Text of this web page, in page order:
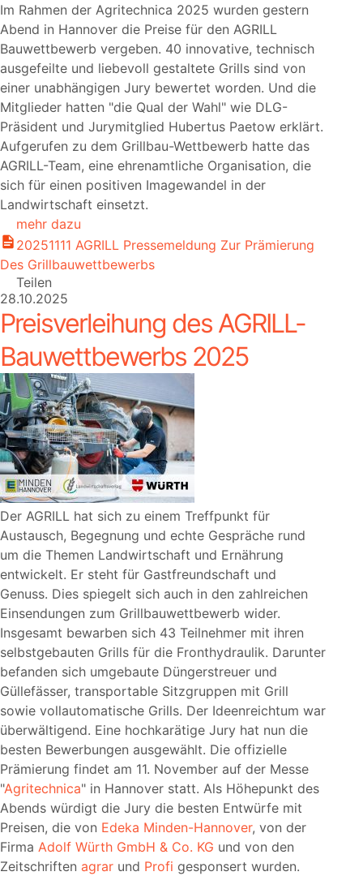
Im Rahmen der Agritechnica 2025 wurden gestern
Abend in Hannover die Preise für den AGRILL
Bauwettbewerb vergeben. 40 innovative, technisch
ausgefeilte und liebevoll gestaltete Grills sind von
einer unabhängigen Jury bewertet worden. Und die
Mitglieder hatten die Qual der Wahl wie DLG-
Präsident und Jurymitglied Hubertus Paetow erklärt.
Aufgerufen zu dem Grillbau-Wettbewerb hatte das
AGRILL-Team, eine ehrenamtliche Organisation, die
sich für einen positiven Imagewandel in der
Landwirtschaft einsetzt.
mehr dazu
20251111 AGRILL Pressemeldung Zur Prämierung
Des Grillbauwettbewerbs
Teilen
28.10.2025
Preisverleihung des AGRILL-
Bauwettbewerbs 2025
Der AGRILL hat sich zu einem Treffpunkt für
Austausch, Begegnung und echte Gespräche rund
um die Themen Landwirtschaft und Ernährung
entwickelt. Er steht für Gastfreundschaft und
Genuss. Dies spiegelt sich auch in den zahlreichen
Einsendungen zum Grillbauwettbewerb wider.
Insgesamt bewarben sich 43 Teilnehmer mit ihren
selbstgebauten Grills für die Fronthydraulik. Darunter
befanden sich umgebaute Düngerstreuer und
Güllefässer, transportable Sitzgruppen mit Grill
sowie vollautomatische Grills. Der Ideenreichtum war
überwältigend. Eine hochkarätige Jury hat nun die
besten Bewerbungen ausgewählt. Die offizielle
Prämierung findet am 11. November auf der Messe
Agritechnica
in Hannover statt. Als Höhepunkt des
Abends würdigt die Jury die besten Entwürfe mit
Preisen, die von Edeka Minden-Hannover, von der
Firma Adolf Würth GmbH & Co. KG und von den
Zeitschriften agrar und Profi gesponsert wurden.